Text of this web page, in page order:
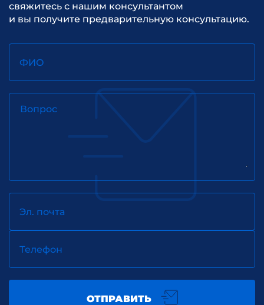
свяжитесь с нашим консультантом
и вы получите предварительную консультацию.
ФИО
Вопрос
Эл. почта
Телефон
ОТПРАВИТЬ